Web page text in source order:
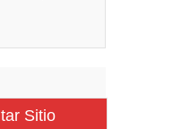
Sitio